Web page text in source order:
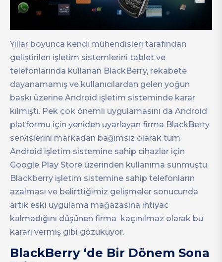
Yıllar boyunca kendi mühendisleri tarafından
geliştirilen işletim sistemlerini tablet ve
telefonlarında kullanan BlackBerry, rekabete
dayanamamış ve kullanıcılardan gelen yoğun
baskı üzerine Android işletim sisteminde karar
kılmıştı. Pek çok önemli uygulamasını da Android
platformu için yeniden uyarlayan firma BlackBerry
servislerini markadan bağımsız olarak tüm
Android işletim sistemine sahip cihazlar için
Google Play Store üzerinden kullanıma sunmuştu.
Blackberry işletim sistemine sahip telefonların
azalması ve belirttiğimiz gelişmeler sonucunda
artık eski uygulama mağazasına ihtiyac
kalmadığını düşünen firma kaçınılmaz olarak bu
kararı vermiş gibi gözüküyor.
BlackBerry ‘de Bir Dönem Sona